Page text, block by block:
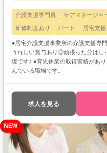
介護支援専門員 ケアマネージャ
研修制度あり
パート 居宅支
●居宅介護支援事業所の介護支援専
うれしい賞与あり◎頑張った分はし
境です♪ ●育児休業の取得実績があ
んでいる職場です。
求人を見る
NEW